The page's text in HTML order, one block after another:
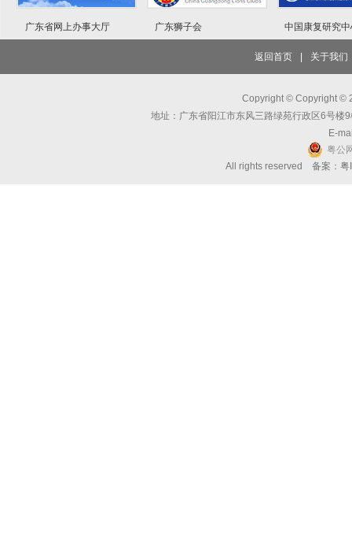
广东省网上办事大厅 广东狮子会 中国康复研究
返回首页 关于我们
Copyright © Copyright ©
地址：广东省阳江市东风三路绿苑行政区6号
E-
粤公
All rights reserved 备案：粤